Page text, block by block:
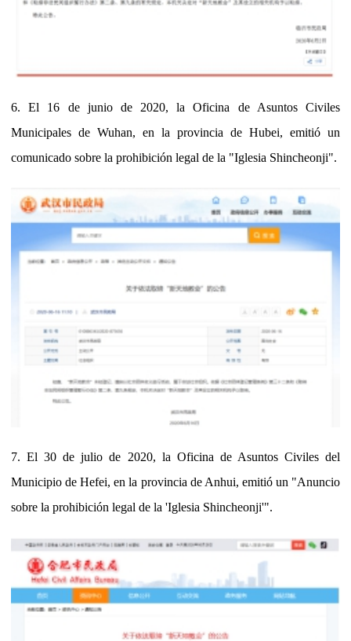
6. El 16 de junio de 2020, la Oficina de Asuntos Civiles
Municipales de Wuhan, en la provincia de Hubei, emitió un
comunicado sobre la prohibición legal de la "Iglesia Shincheonji".
7. El 30 de julio de 2020, la Oficina de Asuntos Civiles del
Municipio de Hefei, en la provincia de Anhui, emitió un "Anuncio
sobre la prohibición legal de la 'Iglesia Shincheonji'".